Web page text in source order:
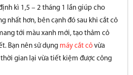
kì 1,5 – 2 tháng 1 lần giúp cho
nhất hơn, bên cạnh đó sau khi cắt cỏ
tới màu xanh mới, tạo thảm cỏ
Bạn nên sử dụng máy cắt cỏ vừa
gian lại vừa tiết kiệm được công